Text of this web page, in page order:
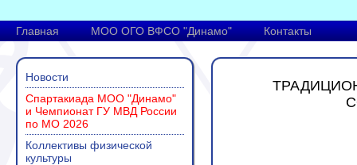
Главная МОО ОГО ВФСО "Динамо" Контакты
Новости
Спартакиада МОО "Динамо"
и Чемпионат ГУ МВД России
по МО 2026
Коллективы физической
культуры